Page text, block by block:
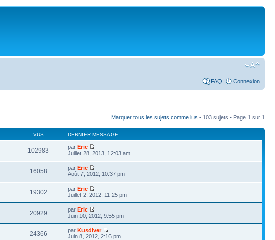
FAQ Connexion
Marquer tous les sujets comme lus • 103 sujets • Page 1 sur 1
VUS DERNIER MESSAGE
102983 parEric
Juillet 28, 2013, 12:03 am
16058 parEric
Août 7, 2012, 10:37 pm
19302 parEric
Juillet 2, 2012, 11:25 pm
20929 parEric
Juin 10, 2012, 9:55 pm
24366 parKusdiver
Juin 8, 2012, 2:16 pm